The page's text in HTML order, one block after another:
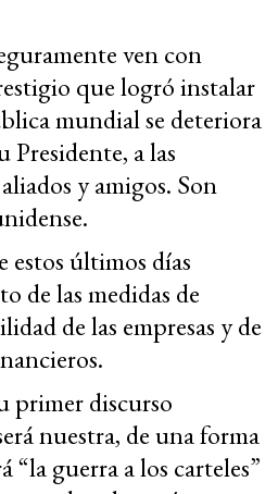
ven con
que logró instalar
mundial se deteriora
Presidente, a las
y amigos. Son
estos últimos días
de las medidas de
de las empresas y de
primer discurso
nuestra, de una forma
“la guerra a los carteles”